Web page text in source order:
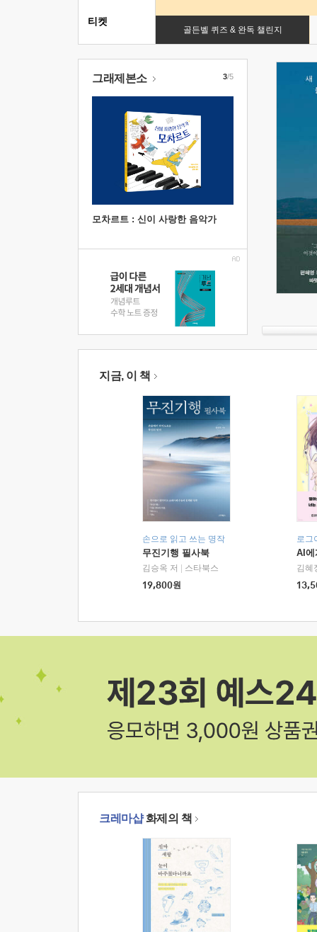
골든벨 퀴즈 & 완독 챌린지
티켓
그래제본소
모차르트 : 신이 사랑한 음악가
3/5
지금, 이 책
손으로 읽고 쓰는 명작
무진기행 필사북
김승옥 저
스타북스
19,800원
로그
AI에
김혜
크레마샵화제의 책